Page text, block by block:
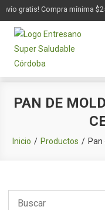
gratis! Compra mínima
PAN DE
Inicio Productos